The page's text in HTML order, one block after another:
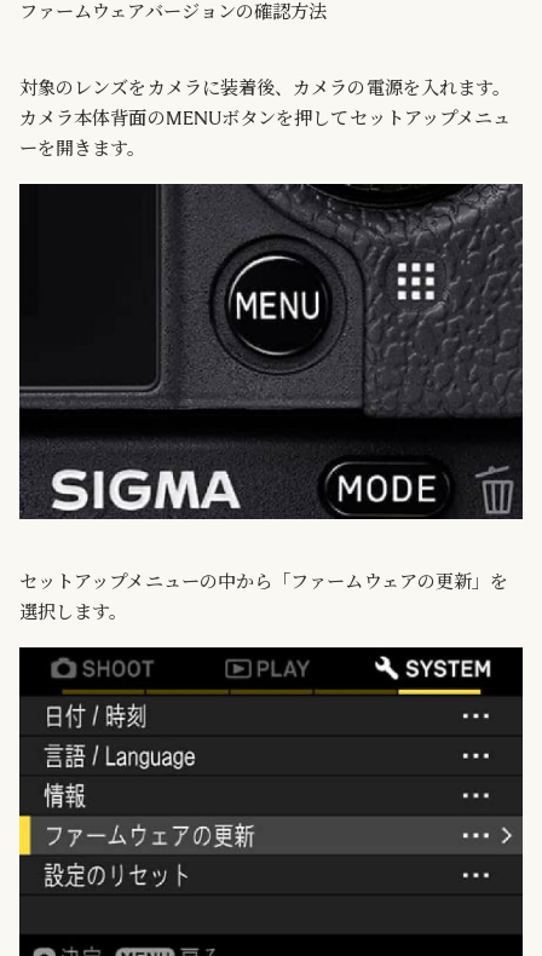
ファームウェアバージョンの確認方法
対象のレンズをカメラに装着後、カメラの電源を入れます。
カメラ本体背面のMENUボタンを押してセットアップメニュ
ーを開きます。
セットアップメニューの中から「ファームウェアの更新」を
選択します。